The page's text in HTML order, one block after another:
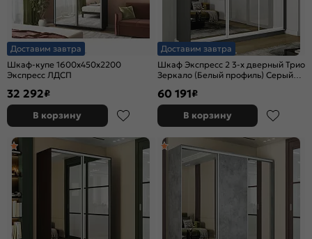
Доставим завтра
Шкаф-купе 1600x450x2200
Экспресс ЛДСП
32 292₽
В корзину
Доставим завтра
Шкаф Экспресс 2 3-х дверный Трио
Зеркало (Белый профиль) Серый
60 191₽
В корзину